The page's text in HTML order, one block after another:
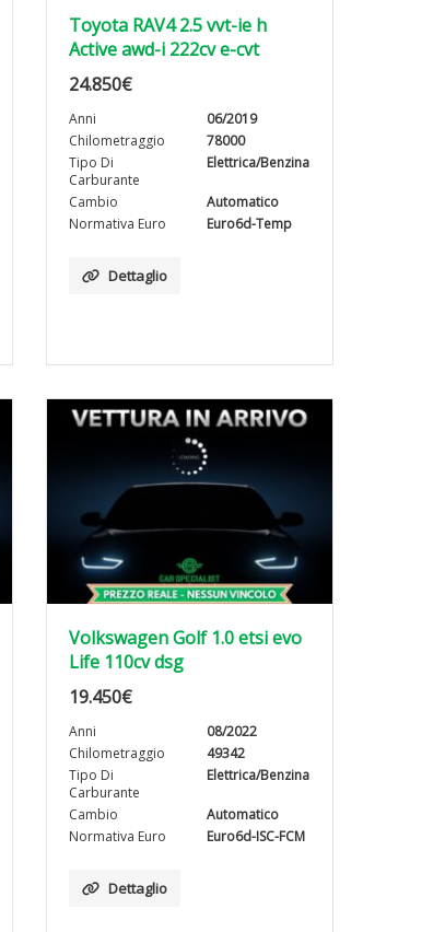
Toyota RAV4 2.5 vvt-ie h
Active awd-i 222cv e-cvt
24.850€
Anni
06/2019
Chilometraggio
78000
Tipo Di
Carburante
Elettrica/Benzina
Cambio
Automatico
Normativa Euro
Euro6d-Temp
Dettaglio
Volkswagen Golf 1.0 etsi evo
Life 110cv dsg
19.450€
Anni
08/2022
Chilometraggio
49342
Tipo Di
Carburante
Elettrica/Benzina
Cambio
Automatico
Normativa Euro
Euro6d-ISC-FCM
Dettaglio